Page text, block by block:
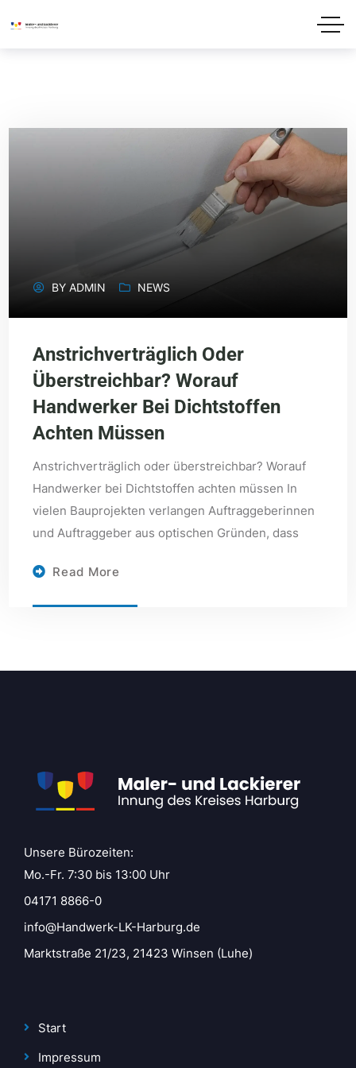
BYADMIN NEWS
Anstrichverträglich Oder
Überstreichbar? Worauf
Handwerker Bei Dichtstoffen
Achten Müssen
Anstrichverträglich oder überstreichbar? Worauf
Handwerker bei Dichtstoffen achten müssen In
vielen Bauprojekten verlangen Auftraggeberinnen
und Auftraggeber aus optischen Gründen, dass
Read More
Unsere Bürozeiten:
Mo.-Fr. 7:30 bis 13:00 Uhr
04171 8866-0
info@Handwerk-LK-Harburg.de
Marktstraße 21/23, 21423 Winsen (Luhe)
Start
Impressum